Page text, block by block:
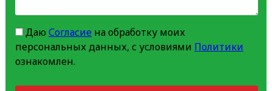
Даю Согласиена обработку моих
персональных данных, с условиями Политики
ознакомлен.